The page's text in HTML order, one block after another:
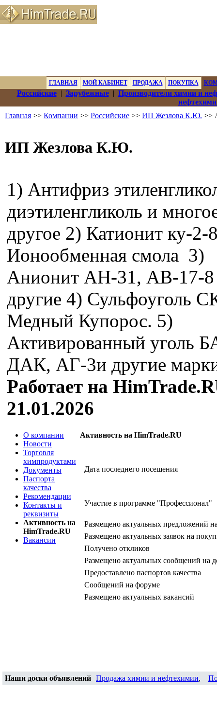
ГЛАВНАЯ МОЙ КАБИНЕТ ПРОДАЖА ПОКУПКА
Российские| Зарубежные| Производители химии и
Главная >> Компании >> Российские >> ИП Жезлова К.Ю. >>
ИП Жезлова К.Ю.
1) Антифриз
диэтиленгликоль и
другое 2) Катионит ку-2-
Ионообменная смола 3)
Анионит АН-31, АВ-17-
другие 4) Сульфоуголь
Медный Купорос. 5)
Активированный уголь
ДАК, АГ-3и другие
Работает на
21.01.2026
О компании
Новости
Торговля
химпродуктами
Документы
Паспорта
качества
Рекомендации
Контакты и
реквизиты
Активность на
HimTrade.RU
Вакансии
Активность на HimTrade.RU
Дата последнего посещения
Участие в программе "Профессионал"
Размещено актуальных предложений
Размещено актуальных заявок на
Получено откликов
Размещено актуальных сообщений на
Предоставлено паспортов качества
Сообщений на форуме
Размещено актуальных вакансий
Наши доски объявлений Продажа химии и нефтехимии,